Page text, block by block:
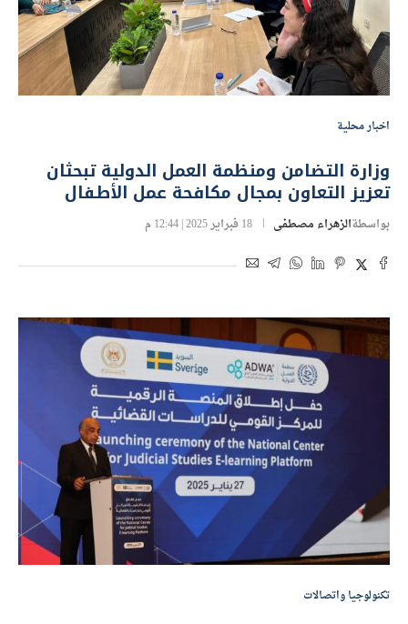
اخبار محلية
وزارة التضامن ومنظمة العمل الدولية تبحثان
تعزيز التعاون بمجال مكافحة عمل الأطفال
بواسطةالزهراء مصطفى 18 فبراير 2025 | 12:44 م
تكنولوجيا واتصالات